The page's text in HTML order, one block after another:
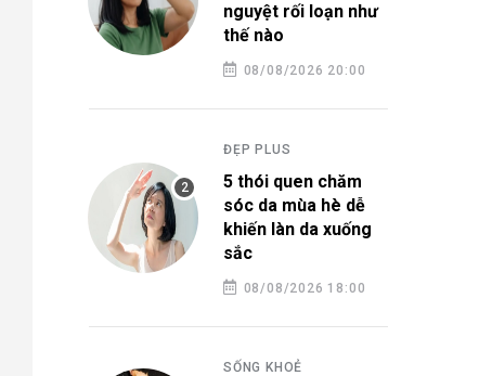
nguyệt rối loạn như
thế nào
08/08/2026 20:00
ĐẸP PLUS
5 thói quen chăm
sóc da mùa hè dễ
khiến làn da xuống
sắc
08/08/2026 18:00
SỐNG KHOẺ